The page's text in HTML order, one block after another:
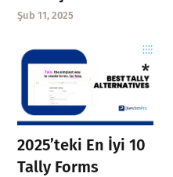
Şub 11, 2025
2025’teki En İyi 10
Tally Forms